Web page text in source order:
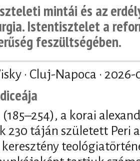
mintái és az
Istentisztelet a
feszültségében.
· Cluj-Napoca · 2026-
a korai
230 táján született Peri